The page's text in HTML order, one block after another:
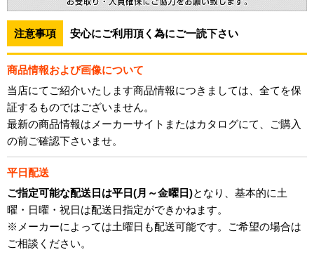
注意事項 安心にご利用頂く為にご一読下さい
商品情報および画像について
当店にてご紹介いたします商品情報につきましては、全てを保
証するものではございません。
最新の商品情報はメーカーサイトまたはカタログにて、ご購入
の前ご確認下さいませ。
平日配送
ご指定可能な配送日は平日(月～金曜日)となり、基本的に土
曜・日曜・祝日は配送日指定ができかねます。
※メーカーによっては土曜日も配送可能です。ご希望の場合は
ご相談ください。